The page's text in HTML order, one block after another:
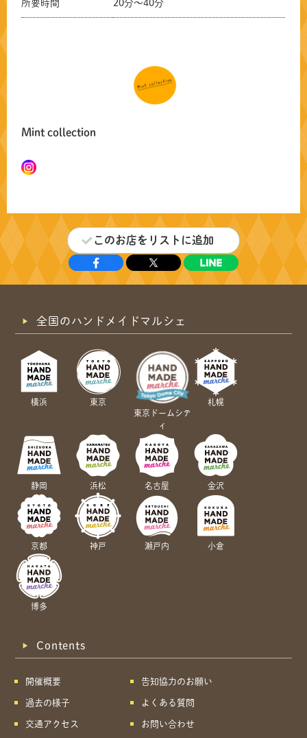
所要時間 20分～40分
Mint collection
このお店をリストに追加
共有方法を選択
全国のハンドメイドマルシェ
横浜
東京
東京ドームシテ
ィ
札幌
静岡 浜松 名古屋 金沢
京都 神戸 瀬戸内 小倉
博多
Contents
開催概要
過去の様子
交通アクセス
告知協力のお願い
よくある質問
お問い合わせ